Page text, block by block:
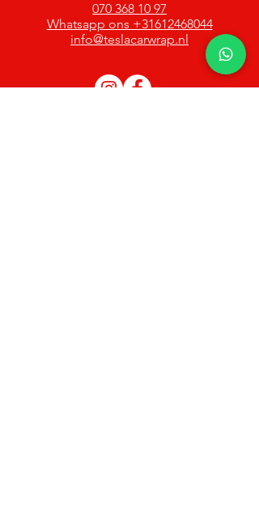
070 368 10 97
Whatsapp ons +31612468044
info@teslacarwrap.nl